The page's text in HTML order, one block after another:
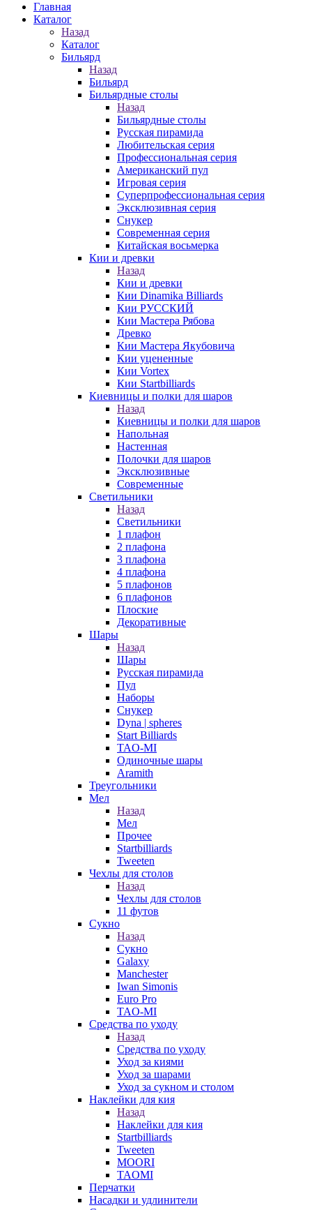
Главная
Каталог
Назад
Каталог
Бильярд
Назад
Бильярд
Бильярдные столы
Назад
Бильярдные столы
Русская пирамида
Любительская серия
Профессиональная серия
Американский пул
Игровая серия
Суперпрофессиональная серия
Эксклюзивная серия
Снукер
Современная серия
Китайская восьмерка
Кии и древки
Назад
Кии и древки
Кии Dinamika Billiards
Кии РУССКИЙ
Кии Мастера Рябова
Древко
Кии Мастера Якубовича
Кии уцененные
Кии Vortex
Кии Startbilliards
Киевницы и полки для шаров
Назад
Киевницы и полки для шаров
Напольная
Настенная
Полочки для шаров
Эксклюзивные
Современные
Светильники
Назад
Светильники
1 плафон
2 плафона
3 плафона
4 плафона
5 плафонов
6 плафонов
Плоские
Декоративные
Шары
Назад
Шары
Русская пирамида
Пул
Наборы
Снукер
Dyna | spheres
Start Billiards
TAO-MI
Одиночные шары
Aramith
Треугольники
Мел
Назад
Мел
Прочее
Startbilliards
Tweeten
Чехлы для столов
Назад
Чехлы для столов
11 футов
Сукно
Назад
Сукно
Galaxy
Manchester
Iwan Simonis
Euro Pro
TAO-MI
Средства по уходу
Назад
Средства по уходу
Уход за киями
Уход за шарами
Уход за сукном и столом
Наклейки для кия
Назад
Наклейки для кия
Startbilliards
Tweeten
MOORI
TAOMI
Перчатки
Насадки и удлинители